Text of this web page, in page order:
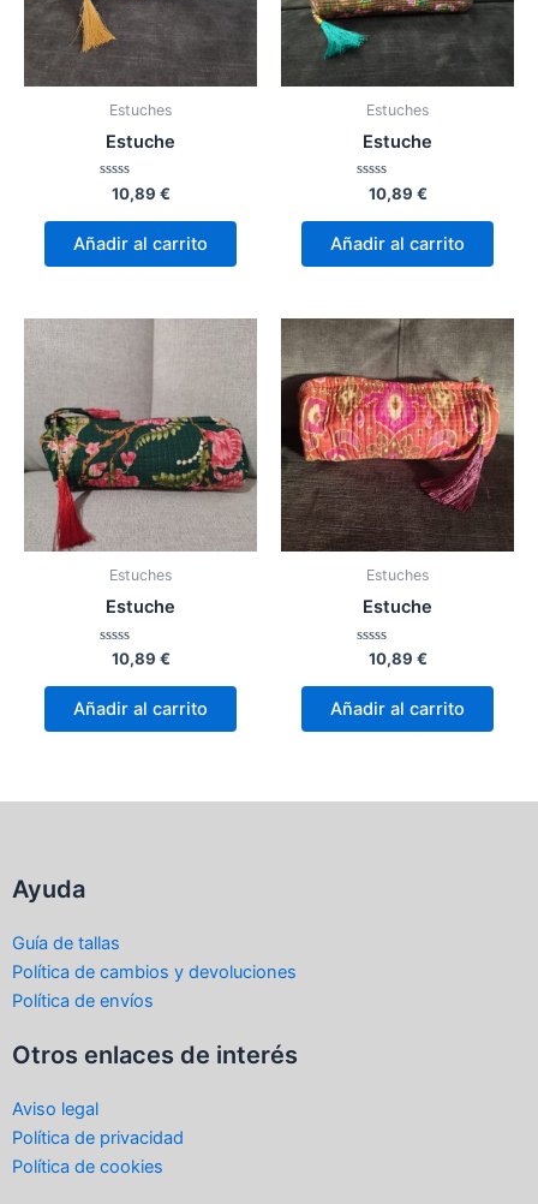
Estuches
Estuche
Valorado
con
0
de
5
10,89 €
Añadir al carrito
Estuches
Estuche
Valorado
con
0
de
5
10,89 €
Añadir al carrito
Estuches
Estuche
Valorado
con
0
de
5
10,89 €
Añadir al carrito
Estuches
Estuche
Valorado
con
0
de
5
10,89 €
Añadir al carrito
Ayuda
Guía de tallas
Política de cambios y devoluciones
Política de envíos
Otros enlaces de interés
Aviso legal
Política de privacidad
Política de cookies